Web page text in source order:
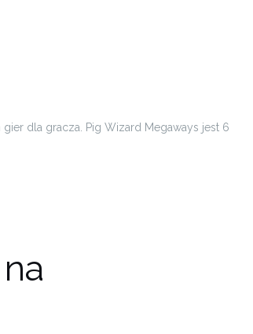
dla gracza. Pig Wizard Megaways jest 6